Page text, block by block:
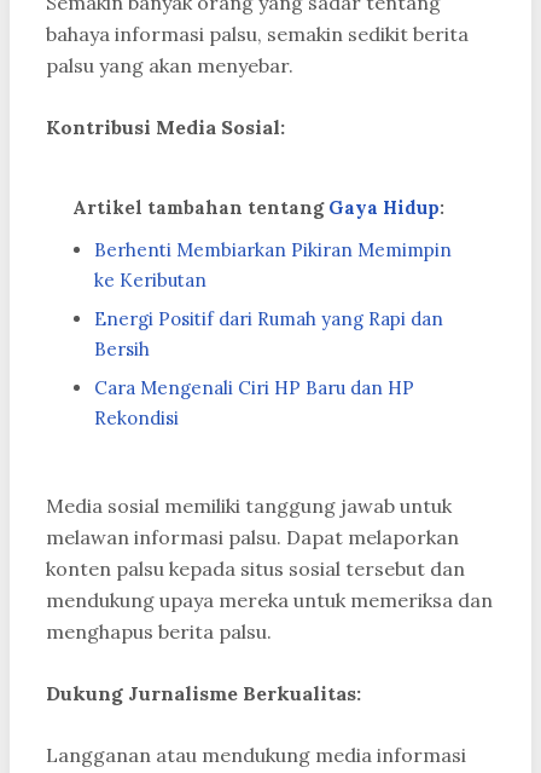
bahaya informasi palsu, semakin sedikit berita
palsu yang akan menyebar.
Kontribusi Media Sosial:
Artikel tambahan tentang Gaya Hidup:
Berhenti Membiarkan Pikiran Memimpin
ke Keributan
Energi Positif dari Rumah yang Rapi dan
Bersih
Cara Mengenali Ciri HP Baru dan HP
Rekondisi
Media sosial memiliki tanggung jawab untuk
melawan informasi palsu. Dapat melaporkan
konten palsu kepada situs sosial tersebut dan
mendukung upaya mereka untuk memeriksa dan
menghapus berita palsu.
Dukung Jurnalisme Berkualitas:
Langganan atau mendukung media informasi